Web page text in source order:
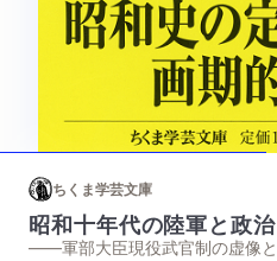
ちくま学芸文庫
昭和十年代の陸軍と政治
——軍部大臣現役武官制の虚像